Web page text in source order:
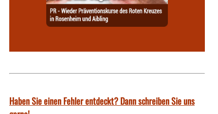
Haben Sie einen Fehler entdeckt? Dann schreiben Sie uns